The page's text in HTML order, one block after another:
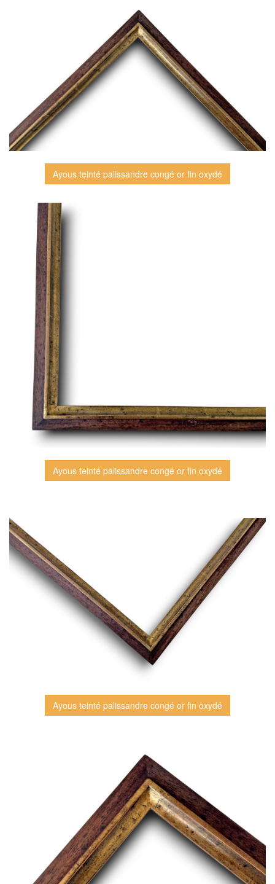
Ayous teinté palissandre congé or fin oxydé
Ayous teinté palissandre congé or fin oxydé
Ayous teinté palissandre congé or fin oxydé